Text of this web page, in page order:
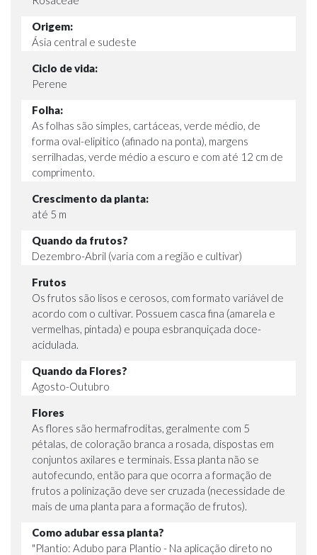
Origem:
Ásia central e sudeste
Ciclo de vida:
Perene
Folha:
As folhas são simples, cartáceas, verde médio, de
forma oval-elipitico (afinado na ponta), margens
serrilhadas, verde médio a escuro e com até 12 cm de
comprimento.
Crescimento da planta:
até 5 m
Quando da frutos?
Dezembro-Abril (varia com a região e cultivar)
Frutos
Os frutos são lisos e cerosos, com formato variável de
acordo com o cultivar. Possuem casca fina (amarela e
vermelhas, pintada) e poupa esbranquiçada doce-
acidulada.
Quando da Flores?
Agosto-Outubro
Flores
As flores são hermafroditas, geralmente com 5
pétalas, de coloração branca a rosada, dispostas em
conjuntos axilares e terminais. Essa planta não se
autofecundo, então para que ocorra a formação de
frutos a polinização deve ser cruzada (necessidade de
mais de uma planta para a formação de frutos).
Como adubar essa planta?
"Plantio: Adubo para Plantio - Na aplicação direto no